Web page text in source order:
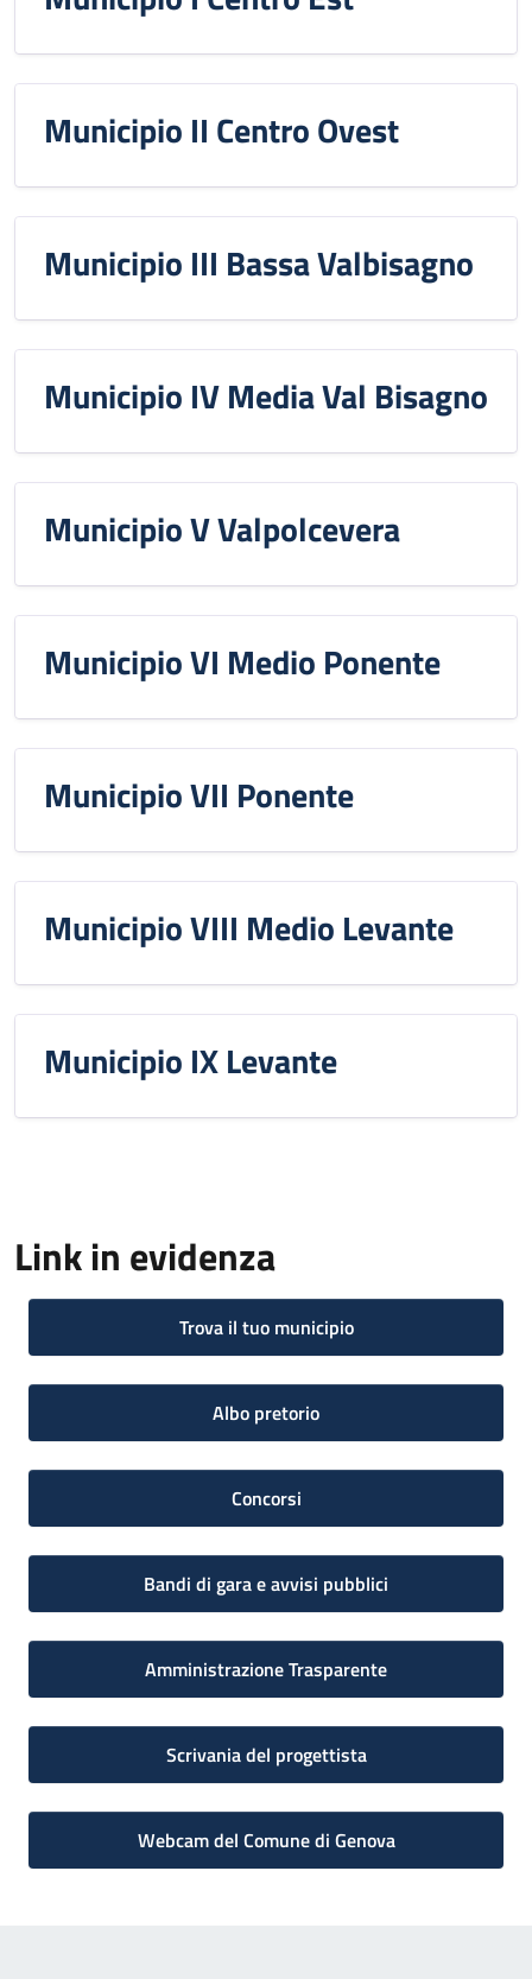
Municipio II Centro Ovest
Municipio III Bassa Valbisagno
Municipio IV Media Val Bisagno
Municipio V Valpolcevera
Municipio VI Medio Ponente
Municipio VII Ponente
Municipio VIII Medio Levante
Municipio IX Levante
Link in evidenza
Trova il tuo municipio
Albo pretorio
Concorsi
Bandi di gara e avvisi pubblici
Amministrazione Trasparente
Scrivania del progettista
Webcam del Comune di Genova